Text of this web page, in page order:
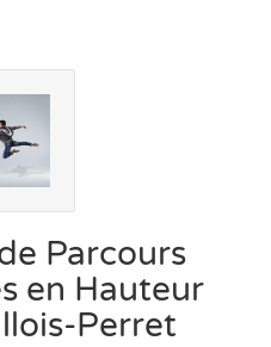
Parcours
en Hauteur
Perret